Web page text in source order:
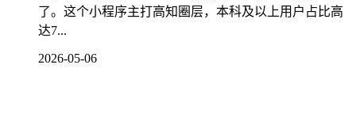
了。这个小程序主打高知圈层，本科及以上用户占比高
达7...
2026-05-06